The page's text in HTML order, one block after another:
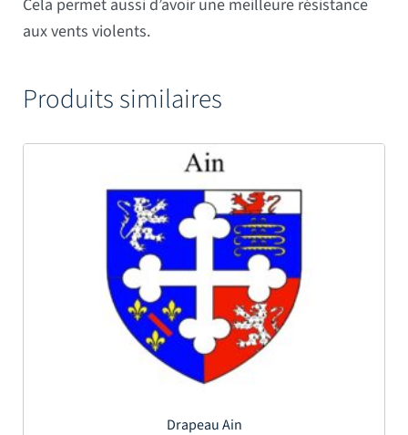
Cela permet aussi d’avoir une meilleure résistance
aux vents violents.
Produits similaires
Drapeau Ain